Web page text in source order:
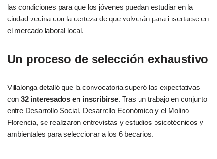
las condiciones para que los jóvenes puedan estudiar en la
ciudad vecina con la certeza de que volverán para insertarse en
el mercado laboral local.
Un proceso de selección exhaustivo
Villalonga detalló que la convocatoria superó las expectativas,
con 32 interesados en inscribirse. Tras un trabajo en conjunto
entre Desarrollo Social, Desarrollo Económico y el Molino
Florencia, se realizaron entrevistas y estudios psicotécnicos y
ambientales para seleccionar a los 6 becarios.